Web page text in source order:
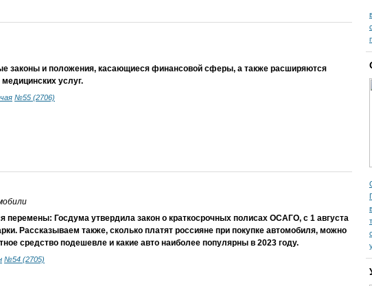
законы и положения, касающиеся финансовой сферы, а также расширяются
услуг.
№55 (2706)
перемены: Госдума утвердила закон о краткосрочных полисах ОСАГО, с 1 августа
Рассказываем также, сколько платят россияне при покупке автомобиля, можно
средство подешевле и какие авто наиболее популярны в 2023 году.
№54 (2705)